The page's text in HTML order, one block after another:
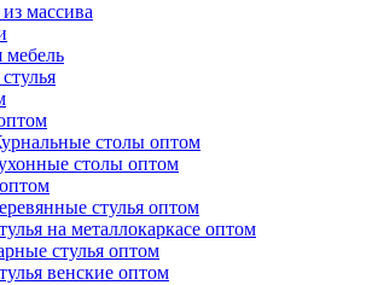
массива
мебель
столы оптом
столы оптом
стулья оптом
на металлокаркасе оптом
стулья оптом
венские оптом